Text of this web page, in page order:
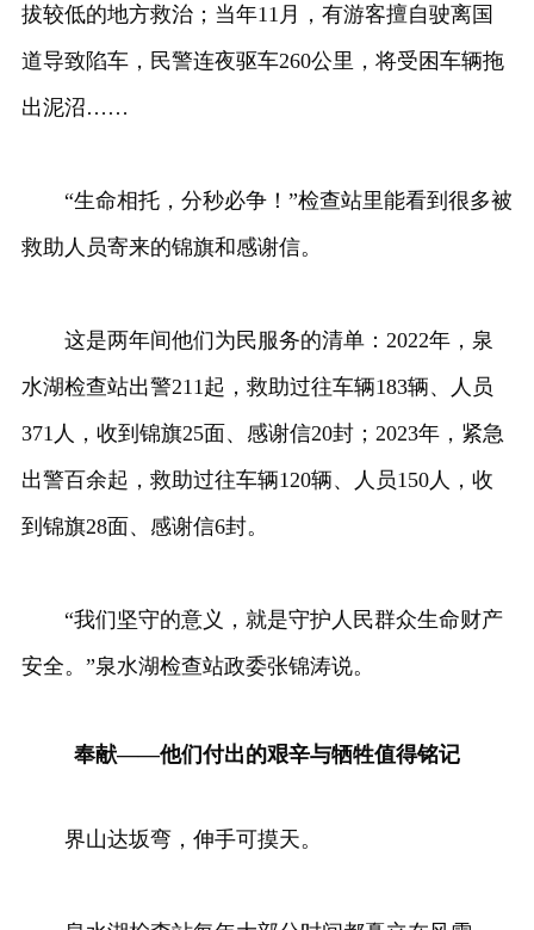
拔较低的地方救治；当年11月，有游客擅自驶离国
道导致陷车，民警连夜驱车260公里，将受困车辆拖
出泥沼……
“生命相托，分秒必争！”检查站里能看到很多被
救助人员寄来的锦旗和感谢信。
这是两年间他们为民服务的清单：2022年，泉
水湖检查站出警211起，救助过往车辆183辆、人员
371人，收到锦旗25面、感谢信20封；2023年，紧急
出警百余起，救助过往车辆120辆、人员150人，收
到锦旗28面、感谢信6封。
“我们坚守的意义，就是守护人民群众生命财产
安全。”泉水湖检查站政委张锦涛说。
奉献——他们付出的艰辛与牺牲值得铭记
界山达坂弯，伸手可摸天。